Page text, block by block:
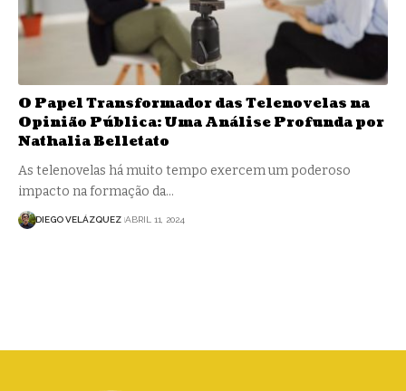
O Papel Transformador das Telenovelas na
Opinião Pública: Uma Análise Profunda por
Nathalia Belletato
As telenovelas há muito tempo exercem um poderoso
impacto na formação da…
DIEGO VELÁZQUEZ ABRIL 11, 2024